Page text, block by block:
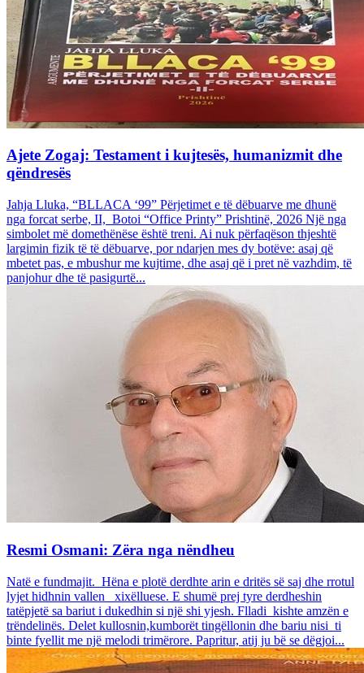
Ajete Zogaj: Testament i kujtesës, humanizmit dhe
qëndresës
Jahja Lluka, “BLLACA ‘99” Përjetimet e të dëbuarve me dhunë
nga forcat serbe, II, Botoi “Office Printy” Prishtinë, 2026 Një nga
simbolet më domethënëse është treni. Ai nuk përfaqëson thjeshtë
largimin fizik të të dëbuarve, por ndarjen mes dy botëve: asaj që
mbetet pas, e mbushur me kujtime, dhe asaj që i pret në vazhdim, të
panjohur dhe të pasigurtë...
Resmi Osmani: Zëra nga nëndheu
Natë e fundmajit. Hëna e plotë derdhte arin e dritës së saj dhe rrotul
lyjet hidhnin vallen xixëlluese. E shumë prej tyre derdheshin
tatëpjetë sa bariut i dukedhin si një shi yjesh. Flladi kishte amzën e
trëndelinës. Delet kullosnin,kumborët tingëllonin dhe bariu nisi ti
binte fyellit me një melodi trimërore. Papritur, atij ju bë se dëgjoi...